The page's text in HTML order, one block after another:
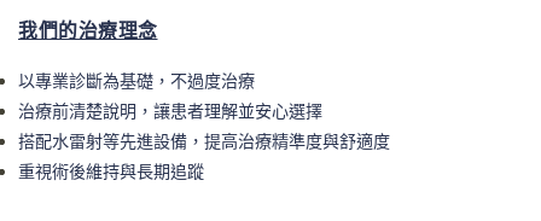
我們的治療理念
以專業診斷為基礎，不過度治療
治療前清楚說明，讓患者理解並安心選擇
搭配水雷射等先進設備，提高治療精準度與舒適度
重視術後維持與長期追蹤